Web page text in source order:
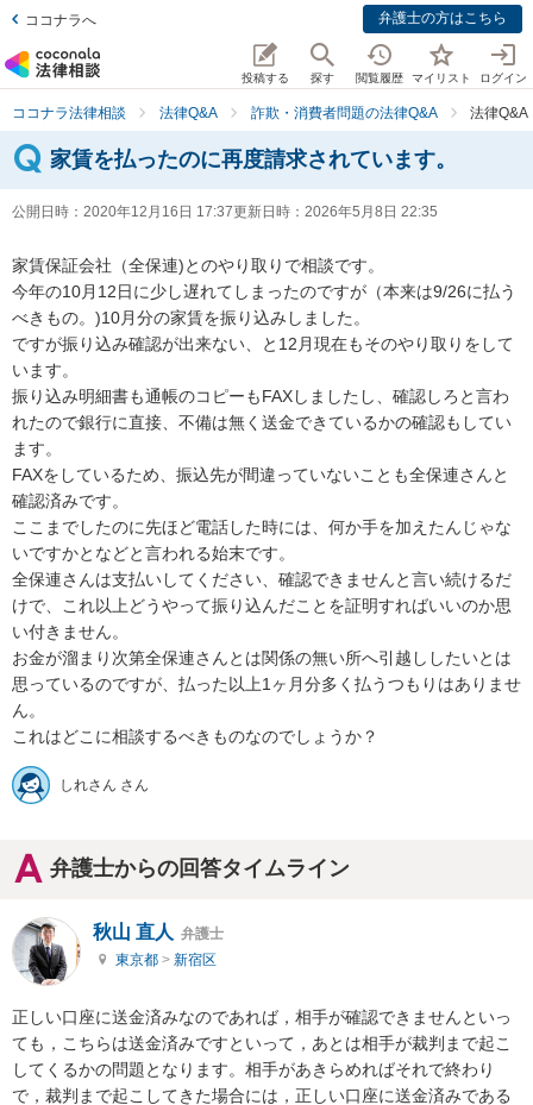
ココナラへ 弁護士の方はこちら
投稿する 探す 閲覧履歴 マイリスト ログイン
ココナラ法律相談 法律Q&A 詐欺・消費者問題の法律Q&A 法律Q&A
家賃を払ったのに再度請求されています。
公開日時： 2020年12月16日 17:37更新日時： 2026年5月8日 22:35
家賃保証会社（全保連)とのやり取りで相談です。
今年の10月12日に少し遅れてしまったのですが（本来は9/26に払う
べきもの。)10月分の家賃を振り込みしました。
ですが振り込み確認が出来ない、と12月現在もそのやり取りをして
います。
振り込み明細書も通帳のコピーもFAXしましたし、確認しろと言わ
れたので銀行に直接、不備は無く送金できているかの確認もしてい
ます。
FAXをしているため、振込先が間違っていないことも全保連さんと
確認済みです。
ここまでしたのに先ほど電話した時には、何か手を加えたんじゃな
いですかとなどと言われる始末です。
全保連さんは支払いしてください、確認できませんと言い続けるだ
けで、これ以上どうやって振り込んだことを証明すればいいのか思
い付きません。
お金が溜まり次第全保連さんとは関係の無い所へ引越ししたいとは
思っているのですが、払った以上1ヶ月分多く払うつもりはありませ
ん。
これはどこに相談するべきものなのでしょうか？
しれさん さん
弁護士からの回答タイムライン
秋山 直人 弁護士
東京都 > 新宿区
正しい口座に送金済みなのであれば，相手が確認できませんといっ
ても，こちらは送金済みですといって，あとは相手が裁判まで起こ
してくるかの問題となります。相手があきらめればそれで終わり
で，裁判まで起こしてきた場合には，正しい口座に送金済みである